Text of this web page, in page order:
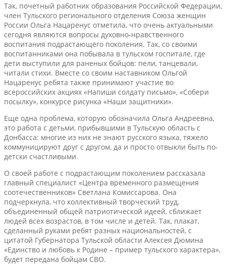
Так, почетный работник образования Российской Федерации,
член Тульского регионального отделения Союза женщин
России Ольга Нацаренус отметила, что очень актуальными
сегодня являются вопросы духовно-нравственного
воспитания подрастающего поколения. Так, со своими
воспитанниками она побывала в тульском госпитале, где
дети выступили для раненых бойцов: пели, танцевали,
читали стихи. Вместе со своим наставником Ольгой
Нацаренус ребята также принимают участие во
всероссийских акциях «Напиши солдату письмо», «Собери
посылку», конкурсе рисунка «Наши защитники».
Еще одна проблема, которую обозначила Ольга Андреевна,
это работа с детьми, прибывшими в Тульскую область с
Донбасса: многие из них не знают русского языка, тяжело
коммуницируют друг с другом, да и просто отвыкли быть по-
детски счастливыми.
О своей работе с подрастающим поколением рассказала
главный специалист «Центра временного размещения
соотечественников» Светлана Комиссарова. Она
подчеркнула, что коллективный творческий труд,
объединенный общей патриотической идеей, сближает
людей всех возрастов, в том числе и детей. Так, плакат,
сделанный руками ребят разных национальностей, с
цитатой Губернатора Тульской области Алексея Дюмина
«Единство и любовь к Родине – пример тульского характера»,
будет передана бойцам СВО.